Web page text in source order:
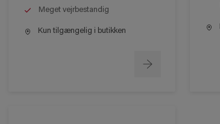
Meget vejrbestandig
Kun tilgængelig i butikken